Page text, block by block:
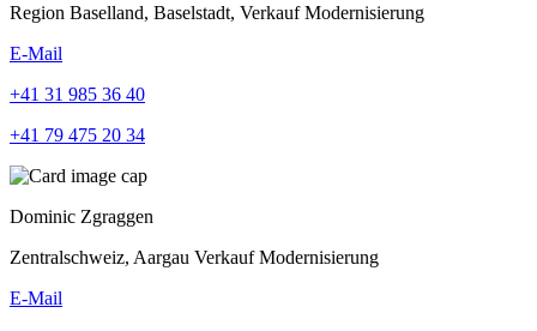
Region Baselland, Baselstadt, Verkauf Modernisierung
E-Mail
+41 31 985 36 40
+41 79 475 20 34
Dominic Zgraggen
Zentralschweiz, Aargau Verkauf Modernisierung
E-Mail